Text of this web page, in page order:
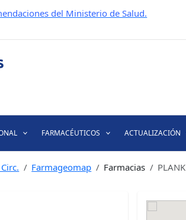
del Ministerio de Salud.
FARMACÉUTICOS ACTUALIZACIÓN
Farmageomap Farmacias PLANK